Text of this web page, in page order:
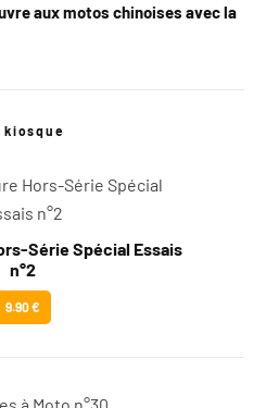
aux motos chinoises avec la
kiosque
Série Spécial Essais
n°2
9.90 €